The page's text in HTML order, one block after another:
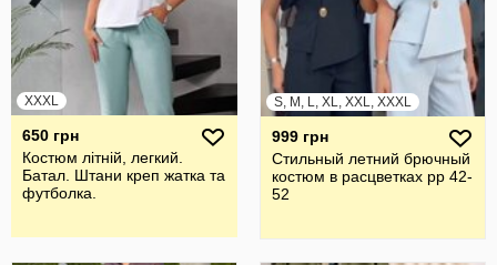
XXXL
650 грн
Костюм літній, легкий.
Батал. Штани креп жатка та
футболка.
S, M, L, XL, XXL, XXXL
999 грн
Стильный летний брючный
костюм в расцветках рр 42-
52